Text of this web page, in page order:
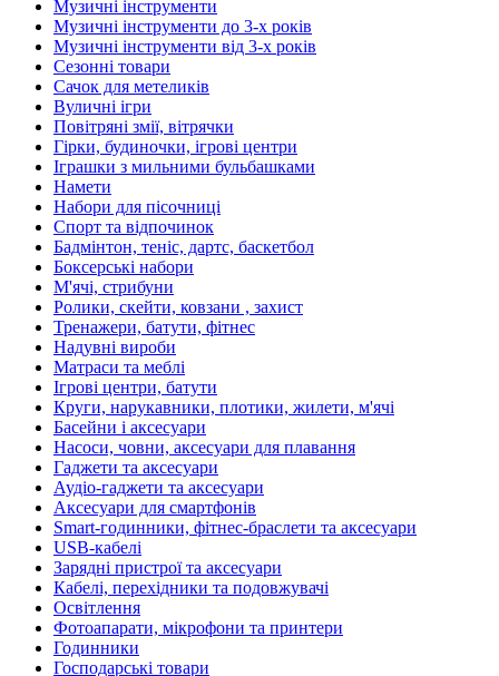
Музичні інструменти
Музичні інструменти до 3-х років
Музичні інструменти від 3-х років
Сезонні товари
Сачок для метеликів
Вуличні ігри
Повітряні змії, вітрячки
Гірки, будиночки, ігрові центри
Іграшки з мильними бульбашками
Намети
Набори для пісочниці
Спорт та відпочинок
Бадмінтон, теніс, дартс, баскетбол
Боксерські набори
М'ячі, стрибуни
Ролики, скейти, ковзани , захист
Тренажери, батути, фітнес
Надувні вироби
Матраси та меблі
Ігрові центри, батути
Круги, нарукавники, плотики, жилети, м'ячі
Басейни і аксесуари
Насоси, човни, аксесуари для плавання
Гаджети та аксесуари
Аудіо-гаджети та аксесуари
Аксесуари для смартфонів
Smart-годинники, фітнес-браслети та аксесуари
USB-кабелі
Зарядні пристрої та аксесуари
Кабелі, перехідники та подовжувачі
Освітлення
Фотоапарати, мікрофони та принтери
Годинники
Господарські товари